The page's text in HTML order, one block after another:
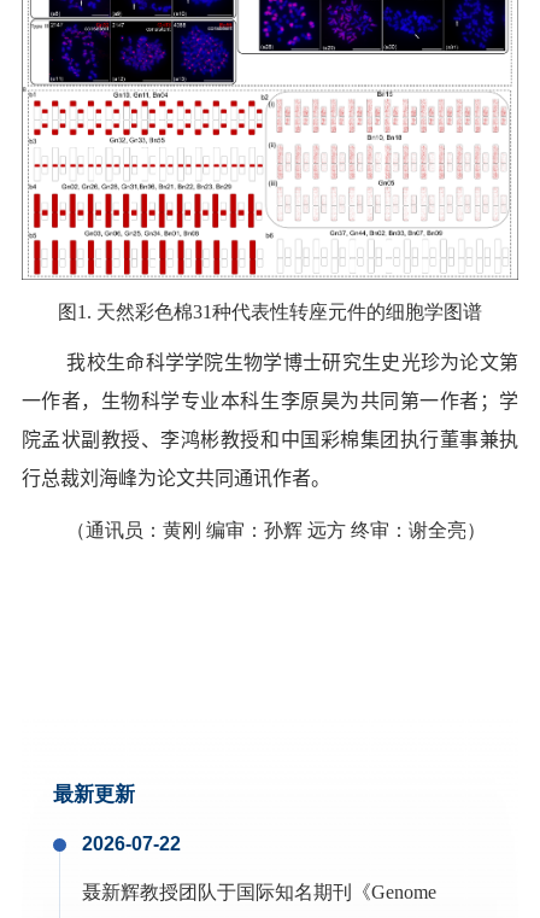
图 1. 天然彩色棉31种代表性转座元件的细胞学图谱
我校生命科学学院生物学博士研究生史光珍为论文第
一作者，生物科学专业本科生李原昊为共同第一作者；学
院孟状副教授、李鸿彬教授和中国彩棉集团执行董事兼执
行总裁刘海峰为论文共同通讯作者。
（通讯员：黄刚 编审：孙辉 远方 终审：谢全亮）
最新更新